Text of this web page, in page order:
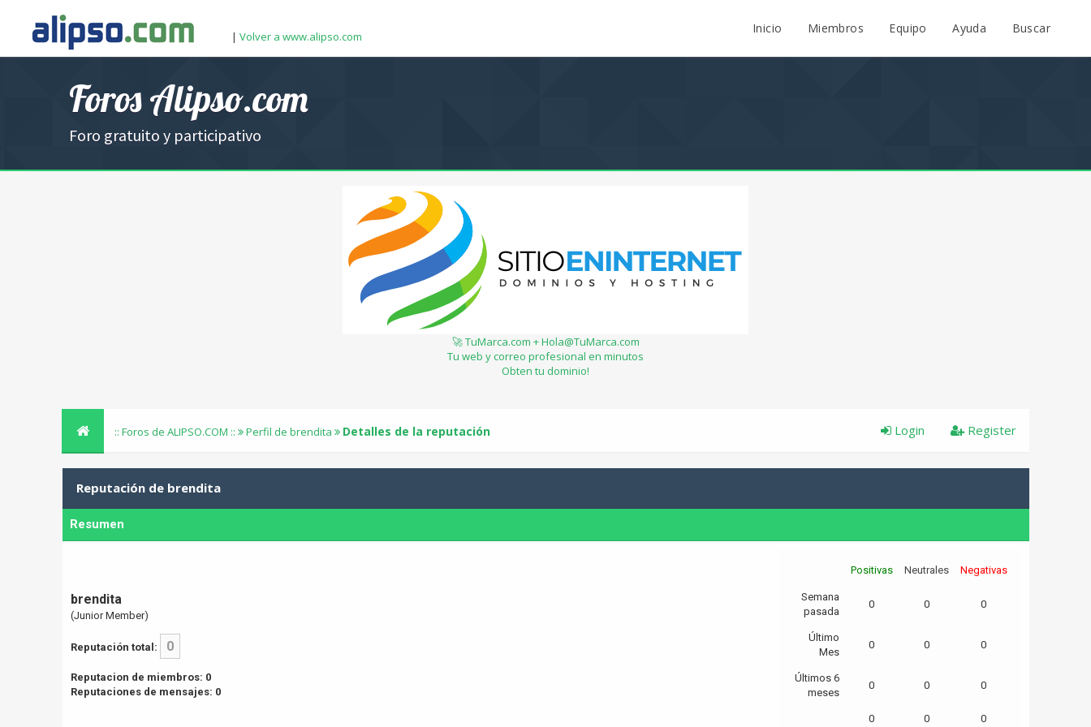
| Volver a www.alipso.com
Inicio Miembros Equipo Ayuda Buscar
Foros Alipso.com
Foro gratuito y participativo
🚀 TuMarca.com + Hola@TuMarca.com
Tu web y correo profesional en minutos
Obten tu dominio!
:: Foros de ALIPSO.COM :: Perfil de brendita Detalles de la reputación Register
Login
Reputación de brendita
Resumen
brendita
(Junior Member)
Reputación total: 0
Reputacion de miembros: 0
Reputaciones de mensajes: 0
Positivas Neutrales Negativas
Semana
pasada
0 0 0
Último
Mes
0 0 0
Últimos 6
meses
0 0 0
0 0 0